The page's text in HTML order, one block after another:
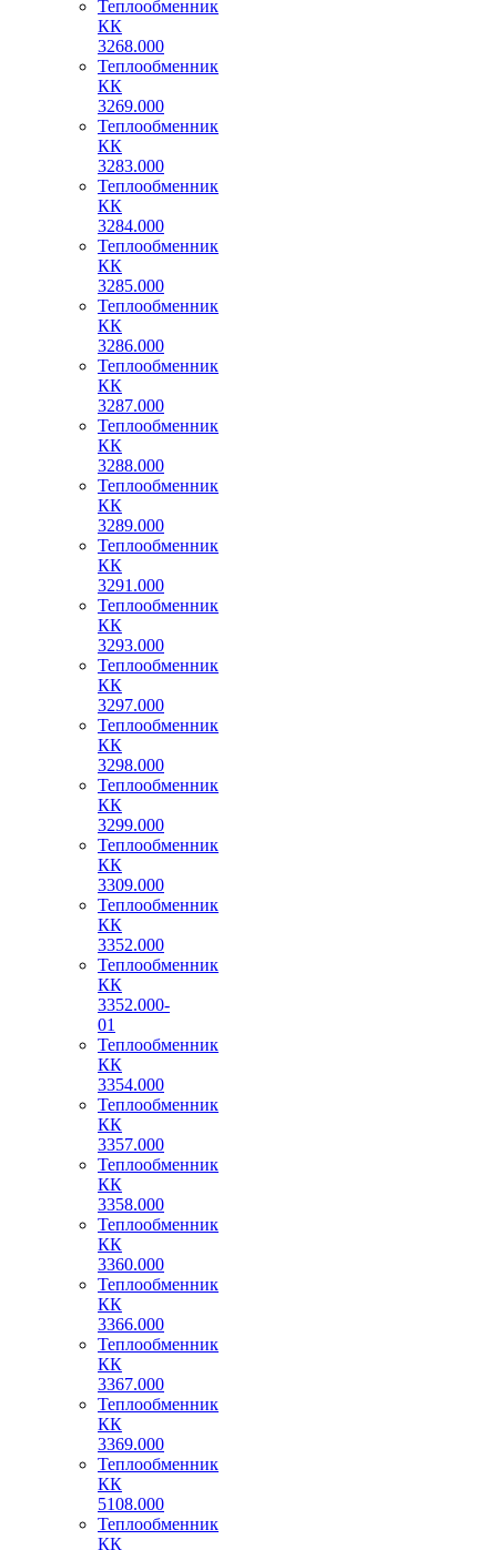
Теплообменник
КК
3268.000
Теплообменник
КК
3269.000
Теплообменник
КК
3283.000
Теплообменник
КК
3284.000
Теплообменник
КК
3285.000
Теплообменник
КК
3286.000
Теплообменник
КК
3287.000
Теплообменник
КК
3288.000
Теплообменник
КК
3289.000
Теплообменник
КК
3291.000
Теплообменник
КК
3293.000
Теплообменник
КК
3297.000
Теплообменник
КК
3298.000
Теплообменник
КК
3299.000
Теплообменник
КК
3309.000
Теплообменник
КК
3352.000
Теплообменник
КК
3352.000-
01
Теплообменник
КК
3354.000
Теплообменник
КК
3357.000
Теплообменник
КК
3358.000
Теплообменник
КК
3360.000
Теплообменник
КК
3366.000
Теплообменник
КК
3367.000
Теплообменник
КК
3369.000
Теплообменник
КК
5108.000
Теплообменник
КК